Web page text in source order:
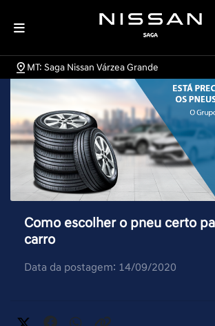
MT: Saga Nissan Várzea Grande
Como escolher o pneu certo
carro
Data da postagem: 14/09/2020